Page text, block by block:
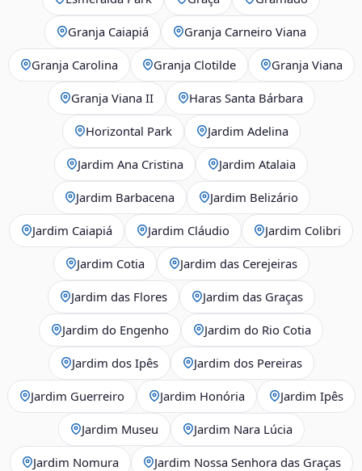
Granja Caiapiá Granja Carneiro Viana
Granja Carolina Granja Clotilde Granja Viana
Granja Viana II Haras Santa Bárbara
Horizontal Park Jardim Adelina
Jardim Ana Cristina Jardim Atalaia
Jardim Barbacena Jardim Belizário
Jardim Caiapiá Jardim Cláudio Jardim Colibri
Jardim Cotia Jardim das Cerejeiras
Jardim das Flores Jardim das Graças
Jardim do Engenho Jardim do Rio Cotia
Jardim dos Ipês Jardim dos Pereiras
Jardim Guerreiro Jardim Honória Jardim Ipês
Jardim Museu Jardim Nara Lúcia
Jardim Nomura Jardim Nossa Senhora das Graças